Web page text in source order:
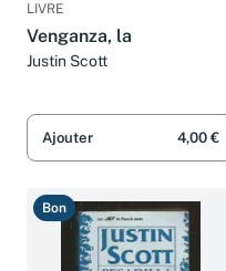
LIVRE
Venganza, la
Justin Scott
Ajouter 4,00 €
Bon